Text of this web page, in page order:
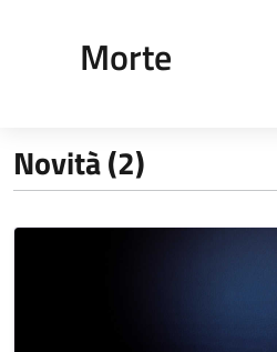
Morte
Novità (2)